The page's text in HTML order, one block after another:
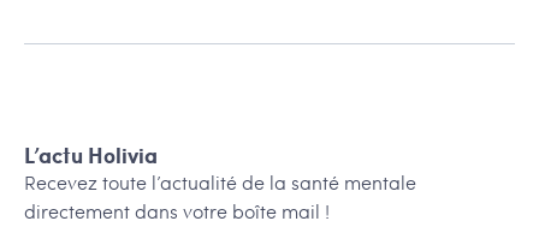
L’actu Holivia
Recevez toute l’actualité de la santé mentale
directement dans votre boîte mail !